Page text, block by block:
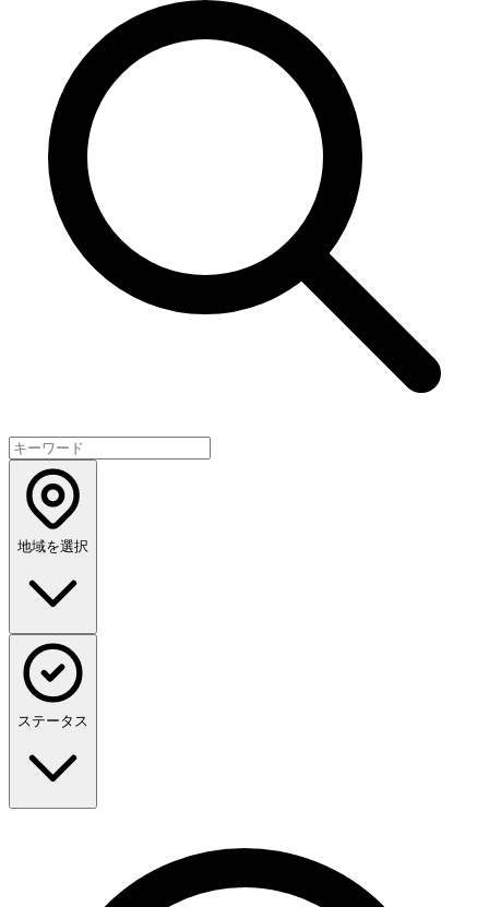
地域を選択
ステータス